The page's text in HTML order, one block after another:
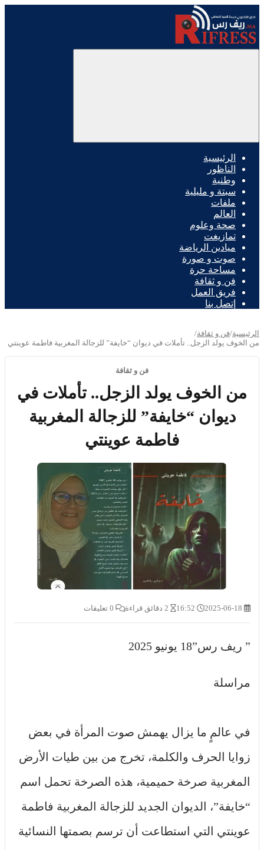
الرئيسية
الناظور
وطنية
سبتة و مليلية
ملفات
العالم
صحة وعلوم
تمازيغت
ميادين الرياضة
صوت و صورة
مساحة حرة
فن و ثقافة
فريق العمل
إتصل بنا
الرئيسية/فن و ثقافة/
من الخوف يولد الزجل.. تأملات في ديوان “خايفة” للزجالة المغربية فاطمة عوينتي
فن و ثقافة
من الخوف يولد الزجل.. تأملات في
ديوان “خايفة” للزجالة المغربية
فاطمة عوينتي
” ريف رس”18 يونيو 2025
مراسلة
في عالمٍ ما يزال يهمش صوت المرأة في بعض
زوايا الحرف والكلمة، تخرج من بين طيات الأرض
المغربية صرخة حميمية، هذه الصرخة تحمل اسم
“خايفة”، الديوان الجديد للزجالة المغربية فاطمة
عوينتي التي استطاعت أن ترسم بصمتها النسائية